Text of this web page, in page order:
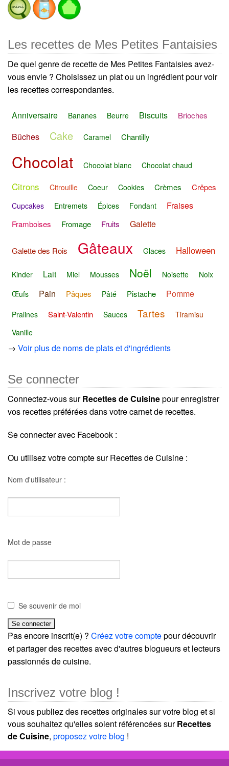
Les recettes de Mes Petites Fantaisies
De quel genre de recette de Mes Petites Fantaisies avez-
vous envie ? Choisissez un plat ou un ingrédient pour voir
les recettes correspondantes.
Anniversaire Bananes Beurre Biscuits Brioches
Bûches Cake Caramel Chantilly
Chocolat Chocolat blanc Chocolat chaud
Citrons Citrouille Coeur Cookies Crèmes Crêpes
Cupcakes Entremets Épices Fondant Fraises
Framboises Fromage Fruits Galette
Galette des Rois Gâteaux Glaces Halloween
Kinder Lait Miel Mousses Noël Noisette
Noix
Œufs
Pain Pâques Pâté Pistache Pomme
Pralines Saint-Valentin Sauces Tartes
Tiramisu
Vanille
→ Voir plus de noms de plats et d'ingrédients
Se connecter
Connectez-vous surRecettes de Cuisinepour enregistrer
vos recettes préférées dans votre carnet de recettes.
Se connecter avec Facebook :
Ou utilisez votre compte sur Recettes de Cuisine :
Nom d'utilisateur :
Mot de passe
Se souvenir de moi
Pas encore inscrit(e) ? Créez votre comptepour découvrir
et partager des recettes avec d'autres blogueurs et lecteurs
passionnés de cuisine.
Inscrivez votre blog !
Si vous publiez des recettes originales sur votre blog et si
vous souhaitez qu'elles soient référencées surRecettes
de Cuisine, proposez votre blog !